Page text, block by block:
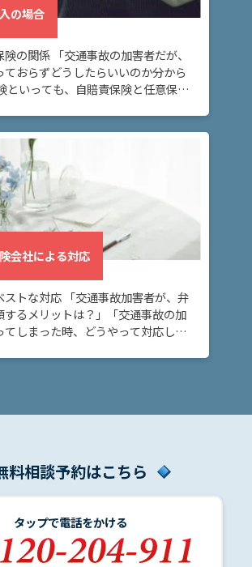
の場合
の関係 「交通事故の加害者だが、
ておらずどうしたらいいのか分から
といっても、自賠責保険と任意保険
会社による対応
ストな対応 「交通事故加害者が、弁
するメリットは？」「交通事故の加
てしまった時、どうやって対応した
料相談予約はこちら
タップで電話をかける